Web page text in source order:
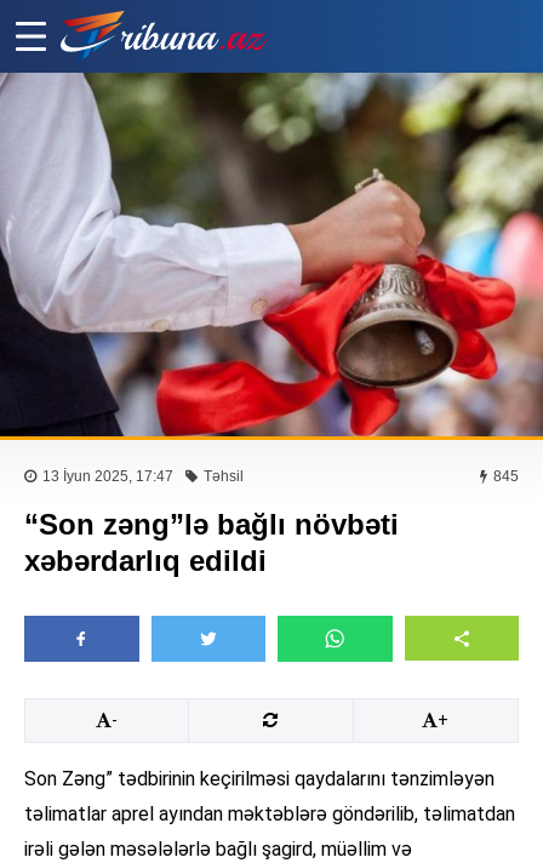
13 İyun 2025, 17:47 Təhsil 845
“Son zəng”lə bağlı növbəti
xəbərdarlıq edildi
- +
Son Zəng” tədbirinin keçirilməsi qaydalarını tənzimləyən
təlimatlar aprel ayından məktəblərə göndərilib, təlimatdan
irəli gələn məsələlərlə bağlı şagird, müəllim və